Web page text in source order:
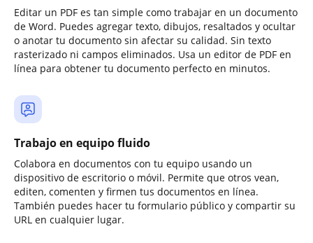
Editar un PDF es tan simple como trabajar en un documento
de Word. Puedes agregar texto, dibujos, resaltados y ocultar
o anotar tu documento sin afectar su calidad. Sin texto
rasterizado ni campos eliminados. Usa un editor de PDF en
línea para obtener tu documento perfecto en minutos.
Trabajo en equipo fluido
Colabora en documentos con tu equipo usando un
dispositivo de escritorio o móvil. Permite que otros vean,
editen, comenten y firmen tus documentos en línea.
También puedes hacer tu formulario público y compartir su
URL en cualquier lugar.